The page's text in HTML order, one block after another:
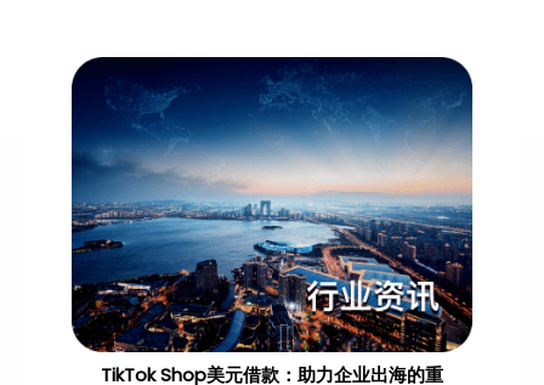
TikTok Shop美元借款：助力企业出海的重